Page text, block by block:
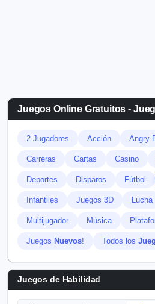
Juegos Online Gratuitos -
2 Jugadores Acción Angry
Carreras Cartas Casino
Deportes Disparos Fútbol
Infantiles Juegos 3D Lucha
Multijugador Música
Juegos Nuevos! Todos los
Juegos de Habilidad